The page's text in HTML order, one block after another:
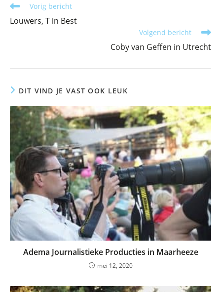
Lees
artikelen
Vorig bericht
Louwers, T in Best
Volgend bericht
Coby van Geffen in Utrecht
DIT VIND JE VAST OOK LEUK
Adema Journalistieke Producties in Maarheeze
mei 12, 2020